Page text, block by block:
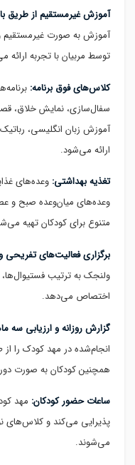
آموزش غیرمستقیم از طریق
آموزش به صورت غیرمستقیم
توسط مربیان با تجربه ارائه
کلاس‌های فوق برنامه:
سفال‌سازی، نمایش خلاق،
آموزش زبان انگلیسی،
ارائه می‌شود.
تغذیه بهداشتی: وعده‌های
وعده‌های میان‌وعده صبح و
متنوع برای کودکان تهیه
برگزاری فعالیت‌های
ولنجک به ترتیب
اختصاص می‌دهد.
گزارش روزانه و ارزیابی سه
انجام‌شده در مهد کودک را از
همچنین کودکان به صورت
ساعات حضور کودکان:
می‌شوند.